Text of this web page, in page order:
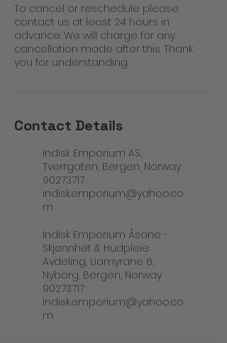
To cancel or reschedule please
contact us at least 24 hours in
advance. We will charge for any
cancellation made after this. Thank
you for understanding.
Contact Details
Indisk Emporium AS,
Tverrgaten, Bergen, Norway
90273717
indisk.emporium@yahoo.co
m
Indisk Emporium Åsane -
Skjønnhet & Hudpleie
Avdeling, Liamyrane 6,
Nyborg, Bergen, Norway
90273717
indisk.emporium@yahoo.co
m